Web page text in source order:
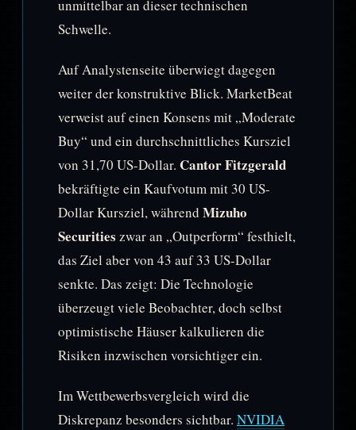
unmittelbar an dieser technischen
Schwelle.
Auf Analystenseite überwiegt dagegen
weiter der konstruktive Blick. MarketBeat
verweist auf einen Konsens mit „Moderate
Buy“ und ein durchschnittliches Kursziel
von 31,70 US-Dollar. Cantor Fitzgerald
bekräftigte ein Kaufvotum mit 30 US-
Dollar Kursziel, während Mizuho
Securities zwar an „Outperform“ festhielt,
das Ziel aber von 43 auf 33 US-Dollar
senkte. Das zeigt: Die Technologie
überzeugt viele Beobachter, doch selbst
optimistische Häuser kalkulieren die
Risiken inzwischen vorsichtiger ein.
Im Wettbewerbsvergleich wird die
Diskrepanz besonders sichtbar. NVIDIA